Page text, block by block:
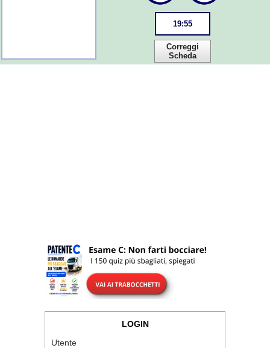
19:55
Correggi
Scheda
LOGIN
Utente